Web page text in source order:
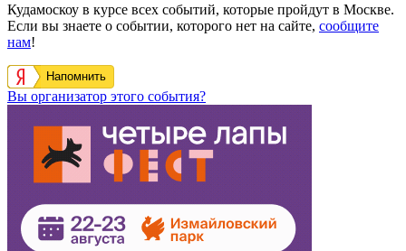
Кудамоскоу в курсе всех событий, которые пройдут в Москве.
Если вы знаете о событии, которого нет на сайте, сообщите
нам!
Напомнить
Вы организатор этого события?